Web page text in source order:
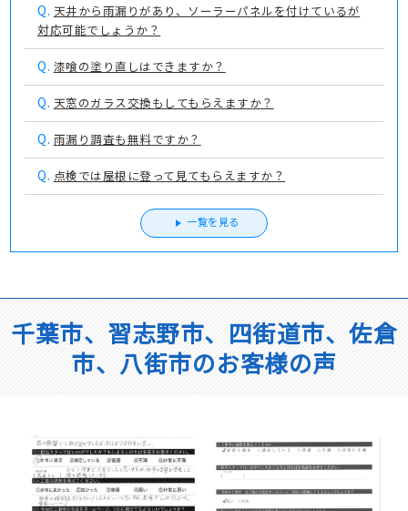
Q. 天井から雨漏りがあり、ソーラーパネルを付けているが
対応可能でしょうか？
Q. 漆喰の塗り直しはできますか？
Q. 天窓のガラス交換もしてもらえますか？
Q. 雨漏り調査も無料ですか？
Q. 点検では屋根に登って見てもらえますか？
一覧を見る
千葉市、習志野市、四街道市、佐倉
市、八街市のお客様の声